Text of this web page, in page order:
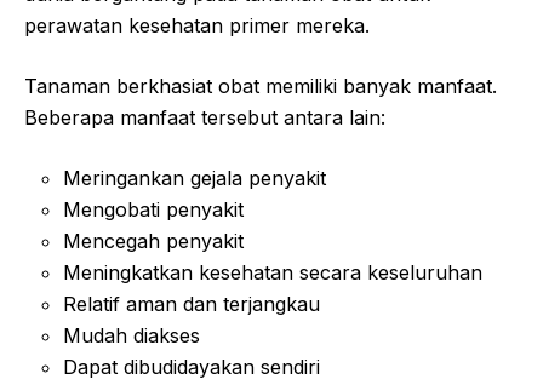
perawatan kesehatan primer mereka.
Tanaman berkhasiat obat memiliki banyak manfaat.
Beberapa manfaat tersebut antara lain:
Meringankan gejala penyakit
Mengobati penyakit
Mencegah penyakit
Meningkatkan kesehatan secara keseluruhan
Relatif aman dan terjangkau
Mudah diakses
Dapat dibudidayakan sendiri